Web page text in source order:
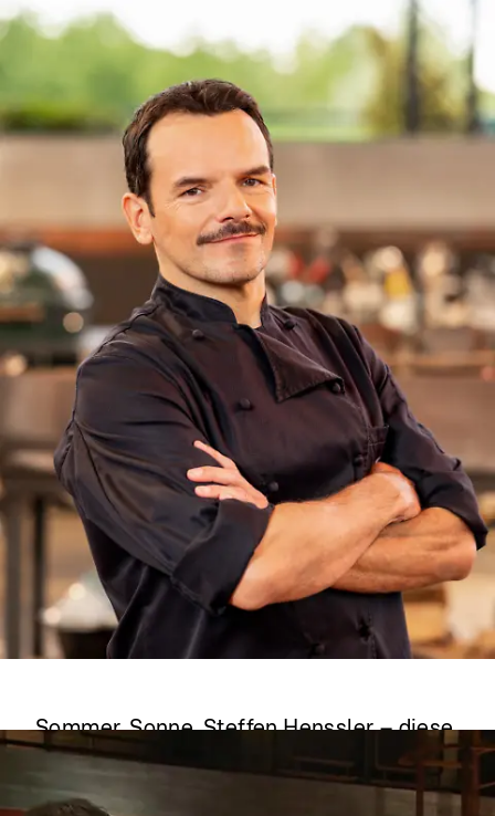
Grill den Henssler Sommer-Special:
Sommer, Sonne, Steffen Henssler
Sommer, Sonne, Steffen Henssler – diese
Promis kochen beim Sommer-Special mit